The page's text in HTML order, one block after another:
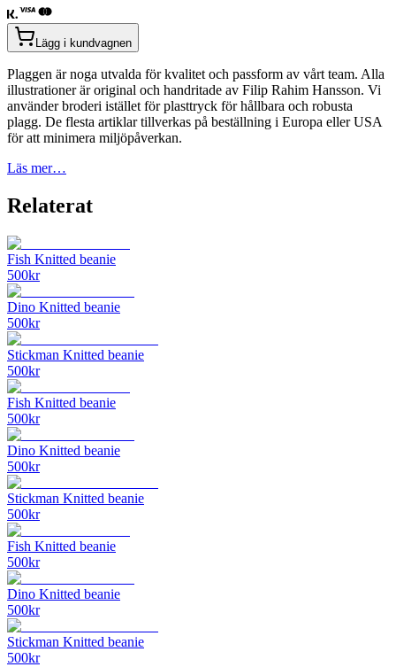
Lägg i kundvagnen
Plaggen är noga utvalda för kvalitet och passform av vårt team. Alla
illustrationer är original och handritade av Filip Rahim Hansson. Vi
använder broderi istället för plasttryck för hållbara och robusta
plagg. De flesta artiklar tillverkas på beställning i Europa eller USA
för att minimera miljöpåverkan.
Läs mer…
Relaterat
Fish Knitted beanie
500kr
Dino Knitted beanie
500kr
Stickman Knitted beanie
500kr
Fish Knitted beanie
500kr
Dino Knitted beanie
500kr
Stickman Knitted beanie
500kr
Fish Knitted beanie
500kr
Dino Knitted beanie
500kr
Stickman Knitted beanie
500kr